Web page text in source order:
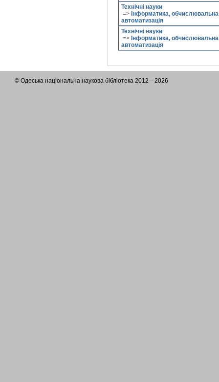
Технічні науки
=> Інформатика, обчислювальна
автоматизація
Технічні науки
=> Інформатика, обчислювальна
автоматизація
© Одеська національна наукова бібліотека 2012—2026